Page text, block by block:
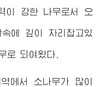
이 강한 나무로서 오
에 깊이 자리잡고있
로 되여왔다.
에서 소나무가 많이